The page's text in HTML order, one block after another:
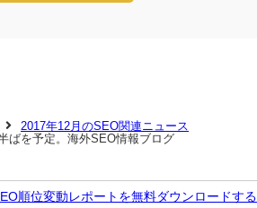
2017年12月のSEO関連ニュース
ばを予定。海外SEO情報ブログ
順位変動レポートを無料ダウンロードする